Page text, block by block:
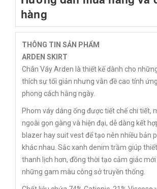
hàng
THÔNG TIN SẢN PHẨM
ARDEN SKIRT
Chân Váy Arden là thiết kế dành cho
thích sự tối giản nhưng vẫn đề cao tính
phong cách hằng ngày.
Phom váy dáng ống được tiết chế chi tiết,
ngoài gọn gàng và hiện đại, dễ dàng kết
blazer hay suit vest để tạo nên nhiều bản
khác nhau. Sắc xanh denim trầm giúp
thanh lịch hơn, đồng thời tạo cảm giác mới
những gam màu công sở truyền thống.